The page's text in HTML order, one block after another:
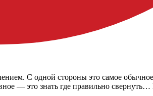
С одной стороны это самое
— это знать где правильно свернуть…